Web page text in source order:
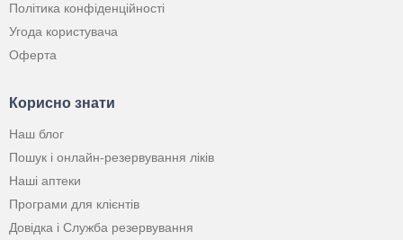
Політика конфіденційності
Угода користувача
Оферта
Корисно знати
Наш блог
Пошук і онлайн-резервування ліків
Наші аптеки
Програми для клієнтів
Довідка і Служба резервування